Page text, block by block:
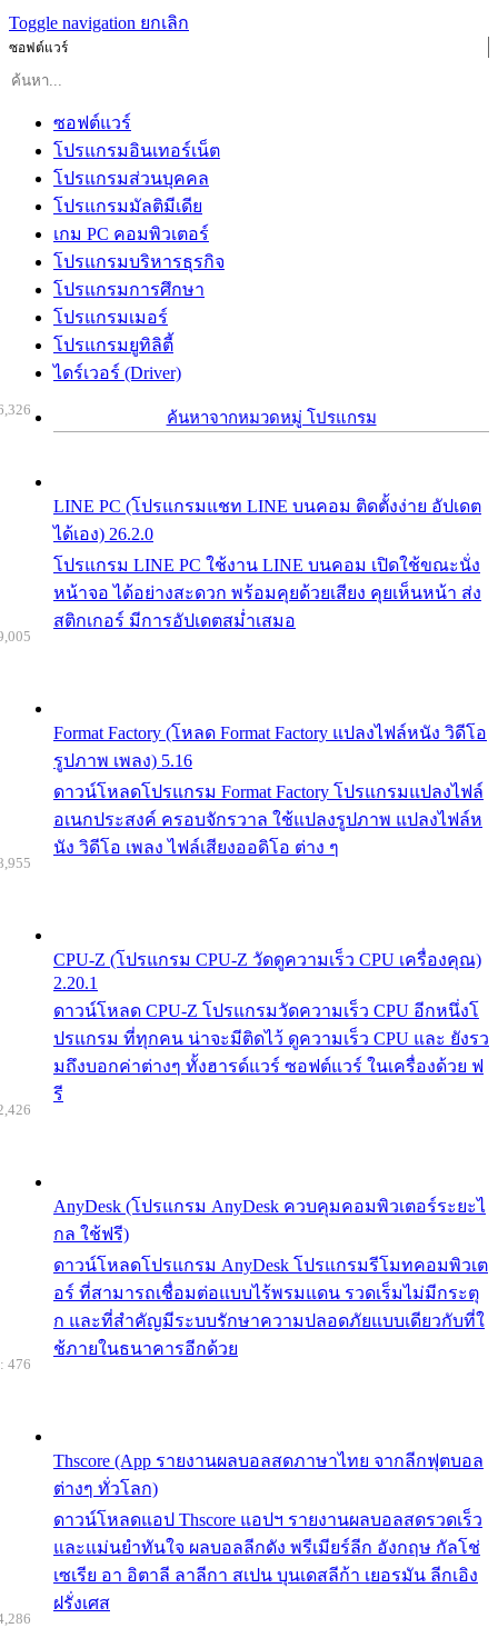
Toggle navigation ยกเลิก
ซอฟต์แวร์
ซอฟต์แวร์
โปรแกรมอินเทอร์เน็ต
โปรแกรมส่วนบุคคล
โปรแกรมมัลติมีเดีย
เกม PC คอมพิวเตอร์
โปรแกรมบริหารธุรกิจ
โปรแกรมการศึกษา
โปรแกรมเมอร์
โปรแกรมยูทิลิตี้
ไดร์เวอร์ (Driver)
ค้นหาจากหมวดหมู่ โปรแกรม
LINE PC (โปรแกรมแชท LINE บนคอม ติดตั้งง่าย อัปเดต
ได้เอง) 26.2.0
โปรแกรม LINE PC ใช้งาน LINE บนคอม เปิดใช้ขณะนั่ง
หน้าจอ ได้อย่างสะดวก พร้อมคุยด้วยเสียง คุยเห็นหน้า ส่ง
สติกเกอร์ มีการอัปเดตสม่ำเสมอ
Format Factory (โหลด Format Factory แปลงไฟล์หนัง วิดีโอ
รูปภาพ เพลง) 5.16
ดาวน์โหลดโปรแกรม Format Factory โปรแกรมแปลงไฟล์
อเนกประสงค์ ครอบจักรวาล ใช้แปลงรูปภาพ แปลงไฟล์ห
นัง วิดีโอ เพลง ไฟล์เสียงออดิโอ ต่าง ๆ
CPU-Z (โปรแกรม CPU-Z วัดดูความเร็ว CPU เครื่องคุณ)
2.20.1
ดาวน์โหลด CPU-Z โปรแกรมวัดความเร็ว CPU อีกหนึ่งโ
ปรแกรม ที่ทุกคน น่าจะมีติดไว้ ดูความเร็ว CPU และ ยังรว
มถึงบอกค่าต่างๆ ทั้งฮารด์แวร์ ซอฟต์แวร์ ในเครื่องด้วย ฟ
รี
AnyDesk (โปรแกรม AnyDesk ควบคุมคอมพิวเตอร์ระยะไ
กล ใช้ฟรี)
ดาวน์โหลดโปรแกรม AnyDesk โปรแกรมรีโมทคอมพิวเต
อร์ ที่สามารถเชื่อมต่อแบบไร้พรมแดน รวดเร็มไม่มีกระตุ
ก และที่สำคัญมีระบบรักษาความปลอดภัยแบบเดียวกับที่ใ
ช้ภายในธนาคารอีกด้วย
Thscore (App รายงานผลบอลสดภาษาไทย จากลีกฟุตบอล
ต่างๆ ทั่วโลก)
ดาวน์โหลดแอป Thscore แอปฯ รายงานผลบอลสดรวดเร็ว
และแม่นยำทันใจ ผลบอลลีกดัง พรีเมียร์ลีก อังกฤษ กัลโช่
เซเรีย อา อิตาลี ลาลีกา สเปน บุนเดสลีก้า เยอรมัน ลีกเอิง
ฝรั่งเศส
476